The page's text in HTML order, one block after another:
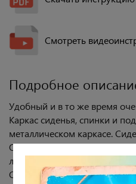
Смотреть
Подробное
Удобный и в то же время
Каркас сиденья, спинки и
металлическом каркасе.
Обивка - микровелюр.
легко чистится, не выгорает,
Опоры: металл (порошковая